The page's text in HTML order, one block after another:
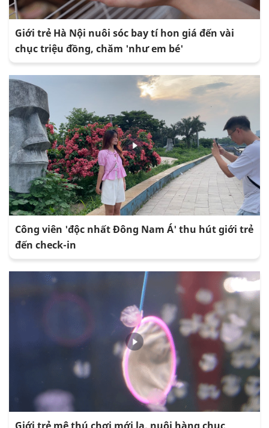
Giới trẻ Hà Nội nuôi sóc bay tí hon giá đến vài
chục triệu đồng, chăm 'như em bé'
Công viên 'độc nhất Đông Nam Á' thu hút giới trẻ
đến check-in